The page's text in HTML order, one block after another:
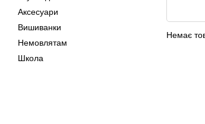
Немає
Аксесуари
Вишиванки
Немовлятам
Школа